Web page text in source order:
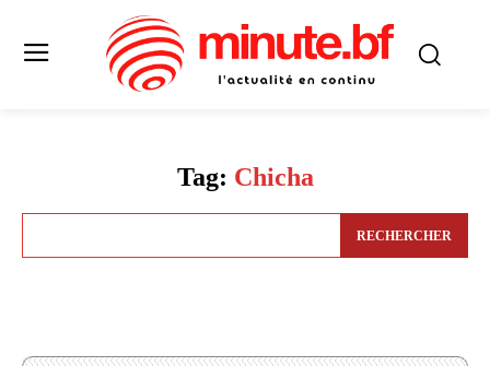
Tag: Chicha
RECHERCHER